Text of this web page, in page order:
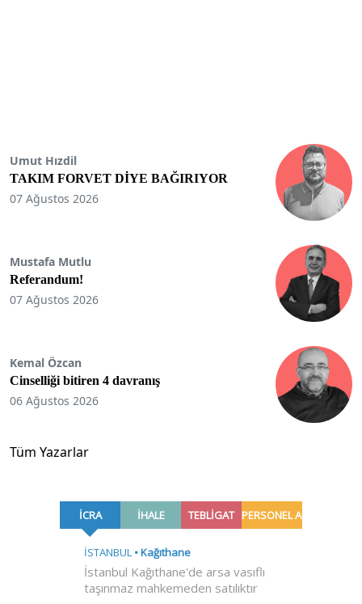
Umut Hızdil
TAKIM FORVET DİYE BAĞIRIYOR
07 Ağustos 2026
Mustafa Mutlu
Referandum!
07 Ağustos 2026
Kemal Özcan
Cinselliği bitiren 4 davranış
06 Ağustos 2026
Tüm Yazarlar